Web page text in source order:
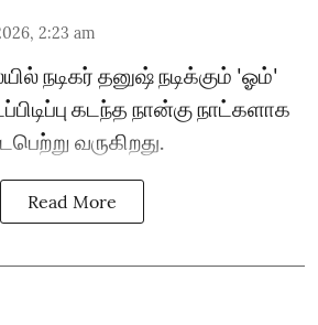
2:23 am
நடிகர் தனுஷ் நடிக்கும் 'ஓம்'
கடந்த நான்கு நாட்களாக
வருகிறது.
Read More